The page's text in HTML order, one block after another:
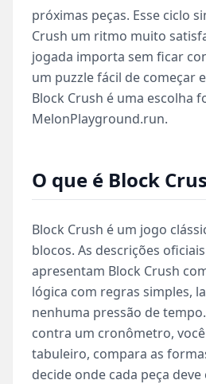
próximas peças. Esse ciclo
Crush um ritmo muito
jogada importa sem ficar
um puzzle fácil de começar
Block Crush é uma escolha
MelonPlayground.run.
O que é Block
Block Crush é um jogo
blocos. As descrições
apresentam Block Crush
lógica com regras simples,
nenhuma pressão de
contra um cronômetro,
tabuleiro, compara as
decide onde cada peça